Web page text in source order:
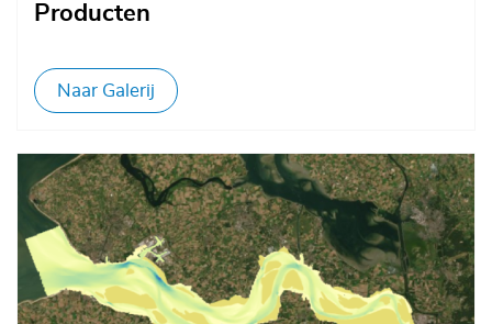
Producten
Naar Galerij
Afbeelding